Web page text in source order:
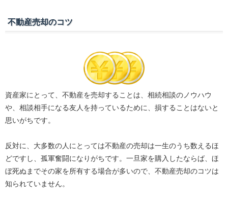
不動産売却のコツ
資産家にとって、不動産を売却することは、相続相談のノウハウ
や、相談相手になる友人を持っているために、損することはないと
思いがちです。
反対に、大多数の人にとっては不動産の売却は一生のうち数えるほ
どですし、孤軍奮闘になりがちです。一旦家を購入したならば、ほ
ぼ死ぬまでその家を所有する場合が多いので、不動産売却のコツは
知られていません。